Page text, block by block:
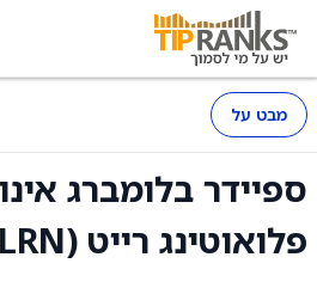
מבט על
ספיידר בלומברג
פלואוטינג רייט (FLRN) - החזקות